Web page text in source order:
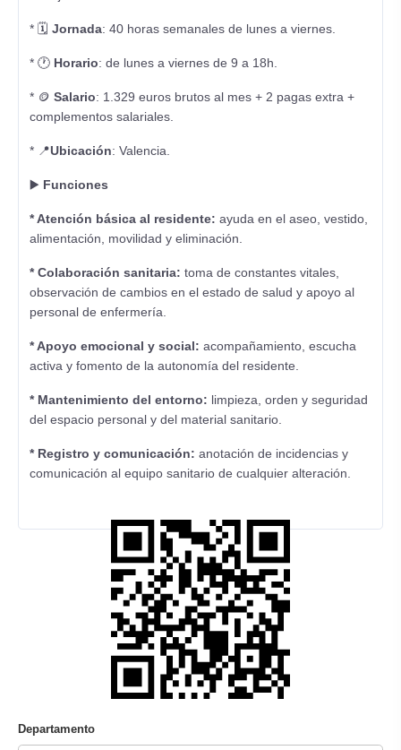
* 🗓️ Jornada: 40 horas semanales de lunes a viernes.
* 🕐 Horario: de lunes a viernes de 9 a 18h.
* 🪙 Salario: 1.329 euros brutos al mes + 2 pagas extra +
complementos salariales.
* 📍Ubicación: Valencia.
▶️ Funciones
* Atención básica al residente: ayuda en el aseo, vestido,
alimentación, movilidad y eliminación.
* Colaboración sanitaria: toma de constantes vitales,
observación de cambios en el estado de salud y apoyo al
personal de enfermería.
* Apoyo emocional y social: acompañamiento, escucha
activa y fomento de la autonomía del residente.
* Mantenimiento del entorno: limpieza, orden y seguridad
del espacio personal y del material sanitario.
* Registro y comunicación: anotación de incidencias y
comunicación al equipo sanitario de cualquier alteración.
Departamento